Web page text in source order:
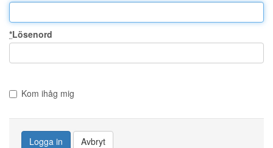
*Lösenord
Kom ihåg mig
Logga in Avbryt